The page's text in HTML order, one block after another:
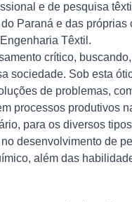
e de pesquisa
Paraná e das
Têxtil.
crítico,
Sob esta
de problemas,
processos produtivos
para os diversos
desenvolvimento de
além das